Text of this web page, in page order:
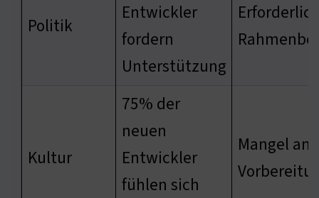
Politik
Entwickler
fordern
Unterstützung
Kultur
75% der
neuen
Entwickler
fühlen sich
Mangel an